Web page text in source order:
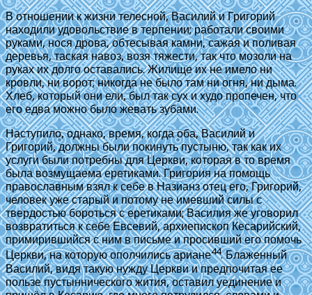
В отношении к жизни телесной, Василий и Григорий
находили удовольствие в терпении; работали своими
руками, нося дрова, обтесывая камни, сажая и поливая
деревья, таская навоз, возя тяжести, так что мозоли на
руках их долго оставались. Жилище их не имело ни
кровли, ни ворот; никогда не было там ни огня, ни дыма.
Хлеб, который они ели, был так сух и худо пропечен, что
его едва можно было жевать зубами.
Наступило, однако, время, когда оба, Василий и
Григорий, должны были покинуть пустыню, так как их
услуги были потребны для Церкви, которая в то время
была возмущаема еретиками. Григория на помощь
православным взял к себе в Назианз отец его, Григорий,
человек уже старый и потому не имевший силы с
твердостью бороться с еретиками; Василия же уговорил
возвратиться к себе Евсевий, архиепископ Кесарийский,
примирившийся с ним в письме и просивший его помочь
Церкви, на которую ополчились ариане44. Блаженный
Василий, видя такую нужду Церкви и предпочитая ее
пользе пустыннического жития, оставил уединение и